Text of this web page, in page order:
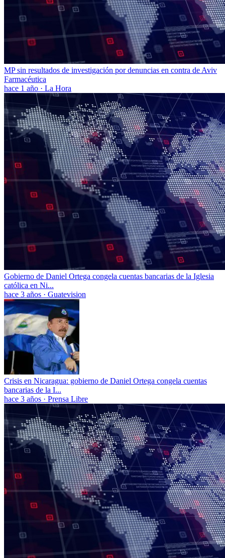
MP sin resultados de investigación por denuncias en contra de Aviv
Farmacéutica
hace 1 año · La Hora
Gobierno de Daniel Ortega congela cuentas bancarias de la Iglesia
católica en Ni...
hace 3 años · Guatevision
Crisis en Nicaragua: gobierno de Daniel Ortega congela cuentas
bancarias de la I...
hace 3 años · Prensa Libre